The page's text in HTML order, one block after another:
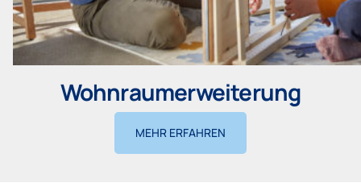
Wohnraumerweiterung
MEHR ERFAHREN